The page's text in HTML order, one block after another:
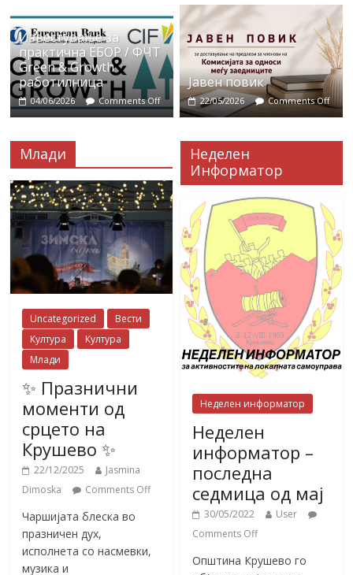
Известување за
практична ЕБОР / ФЧТ
Green & Growth
работилница
04/06/2026 Comments Off
Јавен повик
22/05/2026 Comments Off
Млади
Uncategorized
Вести
Култура
Култура
Млади
✨ Празнични
моменти од
срцето на
Крушево ✨
22/12/2025
Jasmina
Dimoska
Comments Off
Чаршијата блеска во
празничен дух,
исполнета со насмевки,
музика и
Неделен
Информатор
Неделен информатор
Неделен
информатор –
последна
седмица од мај
30/05/2022
User
Comments Off
Општина Крушево го